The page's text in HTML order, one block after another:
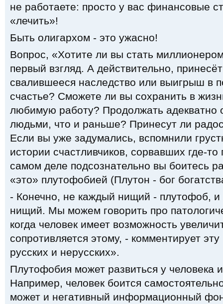
не работаете: просто у вас финансовые
«лечить»!
Быть олигархом - это ужасно!
Вопрос, «Хотите ли вы стать
первый взгляд. А действительно,
свалившееся наследство или выигрыш в
счастье? Сможете ли вы сохранить в
любимую работу? Продолжать адекватно
людьми, что и раньше? Принесут ли
Если вы уже задумались, вспомнили
истории счастливчиков, сорвавших где-
самом деле подсознательно вы боитесь
«это» плутофобией (Плутон - бог
- Конечно, не каждый нищий - плутофоб,
нищий. Мы можем говорить про
когда человек имеет возможность
сопротивляется этому, - комментирует
русских и нерусских».
Плутофобия может развиться у человека
Например, человек боится
может и негативный информационный